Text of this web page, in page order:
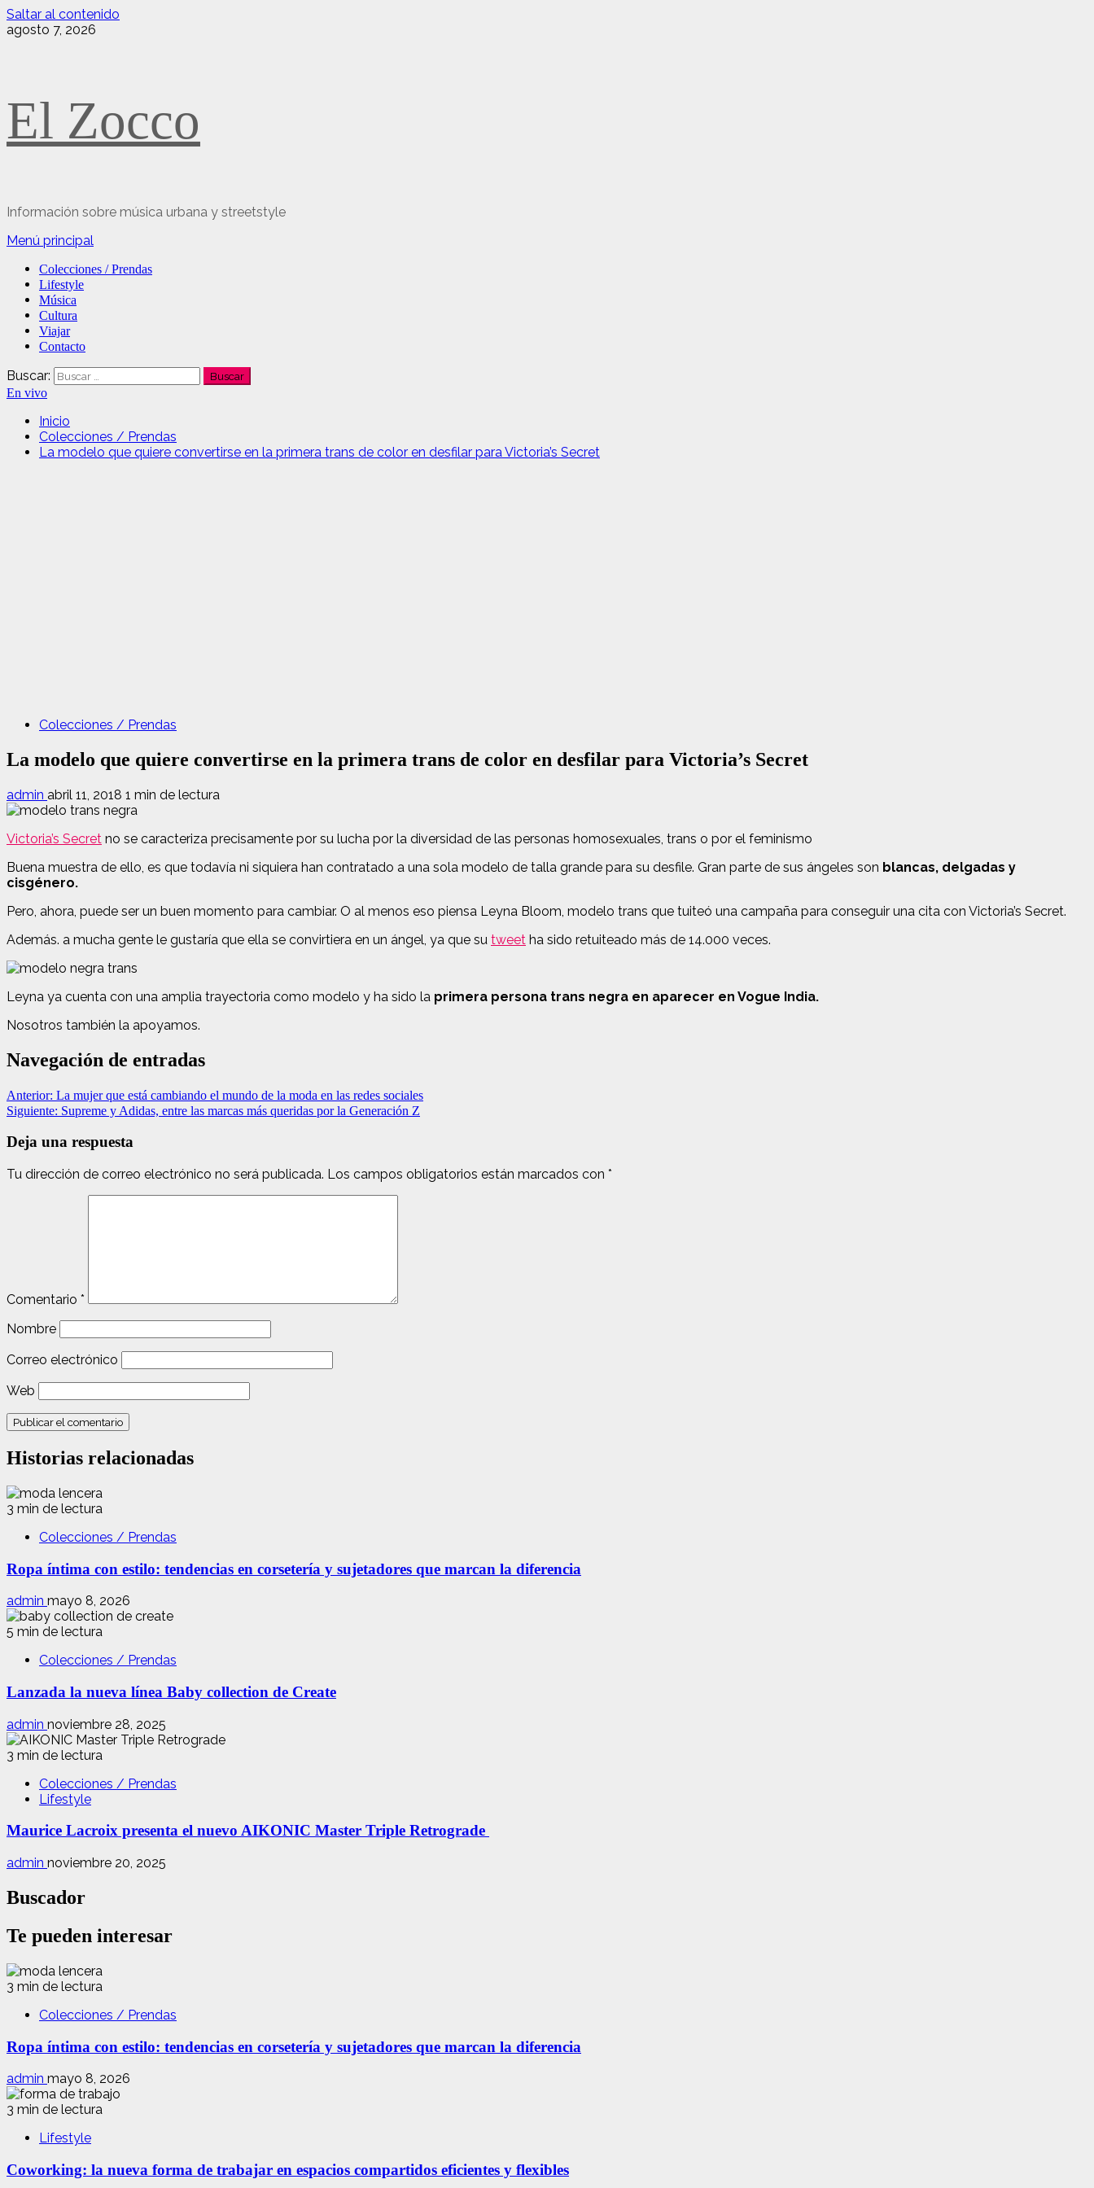
Saltar al contenido
agosto 7, 2026
El Zocco
Información sobre música urbana y streetstyle
Menú principal
Colecciones / Prendas
Lifestyle
Música
Cultura
Viajar
Contacto
Buscar:
En vivo
Inicio
Colecciones / Prendas
La modelo que quiere convertirse en la primera trans de color en desfilar para Victoria’s Secret
Colecciones / Prendas
La modelo que quiere convertirse en la primera trans de color en desfilar para Victoria’s Secret
admin abril 11, 2018 1 min de lectura
Victoria’s Secret no se caracteriza precisamente por su lucha por la diversidad de las personas homosexuales, trans o por el feminismo
Buena muestra de ello, es que todavía ni siquiera han contratado a una sola modelo de talla grande para su desfile. Gran parte de sus ángeles son blancas, delgadas y
cisgénero.
Pero, ahora, puede ser un buen momento para cambiar. O al menos eso piensa Leyna Bloom, modelo trans que tuiteó una campaña para conseguir una cita con Victoria’s Secret.
Además. a mucha gente le gustaría que ella se convirtiera en un ángel, ya que su tweet ha sido retuiteado más de 14.000 veces.
Leyna ya cuenta con una amplia trayectoria como modelo y ha sido la primera persona trans negra en aparecer en Vogue India.
Nosotros también la apoyamos.
Navegación de entradas
Anterior: La mujer que está cambiando el mundo de la moda en las redes sociales
Siguiente: Supreme y Adidas, entre las marcas más queridas por la Generación Z
Deja una respuesta
Tu dirección de correo electrónico no será publicada. Los campos obligatorios están marcados con *
Comentario *
Nombre
Correo electrónico
Web
Historias relacionadas
3 min de lectura
Colecciones / Prendas
Ropa íntima con estilo: tendencias en corsetería y sujetadores que marcan la diferencia
admin mayo 8, 2026
5 min de lectura
Colecciones / Prendas
Lanzada la nueva línea Baby collection de Create
admin noviembre 28, 2025
3 min de lectura
Colecciones / Prendas
Lifestyle
Maurice Lacroix presenta el nuevo AIKONIC Master Triple Retrograde
admin noviembre 20, 2025
Buscador
Te pueden interesar
3 min de lectura
Colecciones / Prendas
Ropa íntima con estilo: tendencias en corsetería y sujetadores que marcan la diferencia
admin mayo 8, 2026
3 min de lectura
Lifestyle
Coworking: la nueva forma de trabajar en espacios compartidos eficientes y flexibles